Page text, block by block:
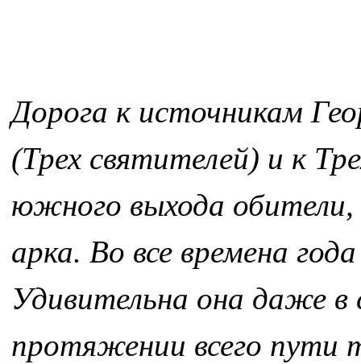
Дорога к источникам
(Трех святителей) и к
южного выхода
арка. Во все времена
Удивительна она даже в
протяжении всего пути